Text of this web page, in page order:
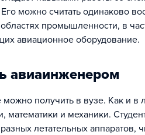
Его можно считать одинаково
промышленности, в
авиационное оборудование.
авиаинженером
получить в вузе. Как и
математики и механики.
летательных аппаратов,